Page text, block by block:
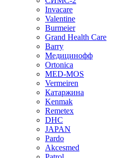
Invacare
Valentine
Burmeier
Grand Health Care
Barry
Медицинофф
Ortonica
MED-MOS
Vermeiren
Катаржина
Kenmak
Remetex
DHC
JAPAN
Pardo
Akcesmed